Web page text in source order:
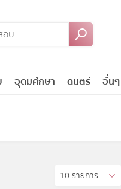
อุดมศึกษา ดนตรี อื่นๆ
10 รายการ